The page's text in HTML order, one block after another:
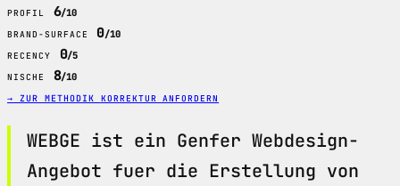
PROFIL 6/10
BRAND-SURFACE 0/10
RECENCY 0/5
NISCHE 8/10
→ ZUR METHODIK KORREKTUR ANFORDERN
WEBGE ist ein Genfer Webdesign-
Angebot fuer die Erstellung von